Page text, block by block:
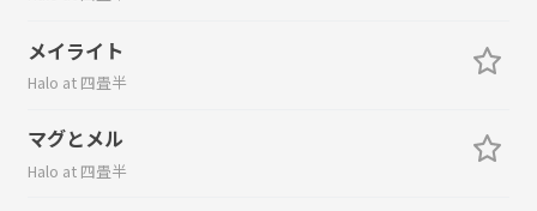
メイライト
Halo at 四畳半
マグとメル
Halo at 四畳半